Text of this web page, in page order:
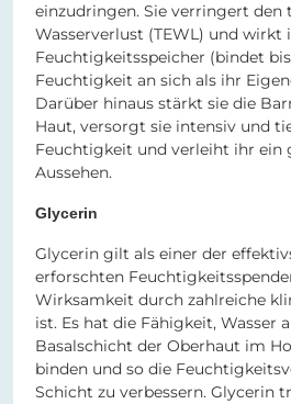
einzudringen. Sie verringert den
Wasserverlust (TEWL) und wirkt
Feuchtigkeitsspeicher (bindet
Feuchtigkeit an sich als ihr
Darüber hinaus stärkt sie die
Haut, versorgt sie intensiv und
Feuchtigkeit und verleiht ihr ein
Aussehen.
Glycerin
Glycerin gilt als einer der
erforschten
Wirksamkeit durch zahlreiche
ist. Es hat die Fähigkeit, Wasser
Basalschicht der Oberhaut im
binden und so die
Schicht zu verbessern. Glycerin